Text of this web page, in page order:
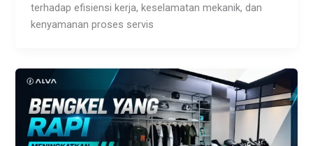
terhadap efisiensi kerja, keselamatan mekanik, dan
kenyamanan proses servis